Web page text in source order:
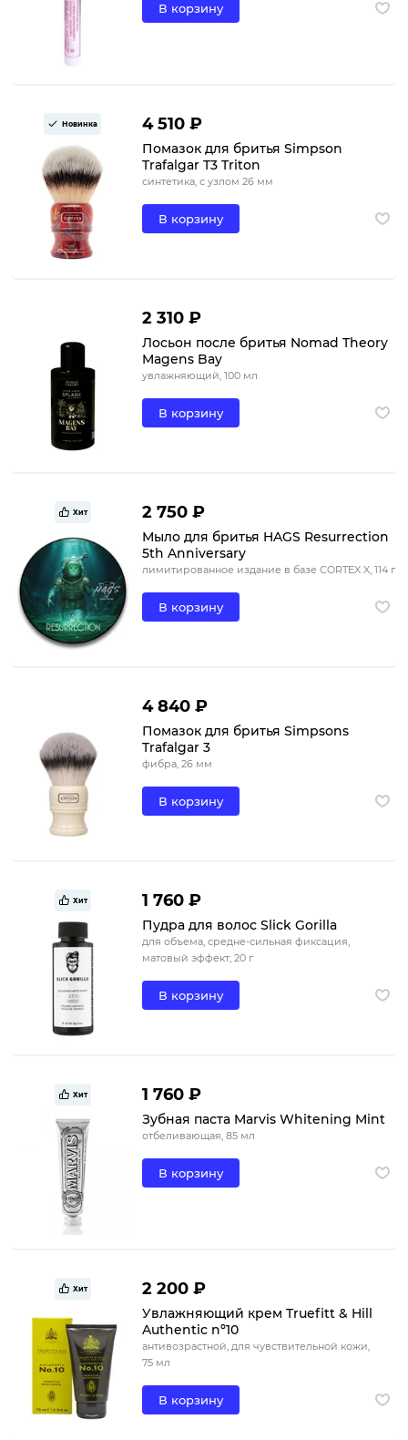
В корзину
Новинка 4 510 ₽
Помазок для бритья Simpson
Trafalgar T3 Triton
синтетика, с узлом 26 мм
В корзину
2 310 ₽
Лосьон после бритья Nomad Theory
Magens Bay
увлажняющий, 100 мл
В корзину
Хит 2 750 ₽
Мыло для бритья HAGS Resurrection
5th Anniversary
лимитированное издание в базе CORTEX X, 114 г
В корзину
4 840 ₽
Помазок для бритья Simpsons
Trafalgar 3
фибра, 26 мм
В корзину
Хит 1 760 ₽
Пудра для волос Slick Gorilla
для объема, средне-сильная фиксация,
матовый эффект, 20 г
В корзину
Хит 1 760 ₽
Зубная паста Marvis Whitening Mint
отбеливающая, 85 мл
В корзину
Хит 2 200 ₽
Увлажняющий крем Truefitt & Hill
Authentic nº10
антивозрастной, для чувствительной кожи,
75 мл
В корзину